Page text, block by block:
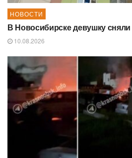
НОВОСТИ
В Новосибирске девушку сняли
10.08.2026